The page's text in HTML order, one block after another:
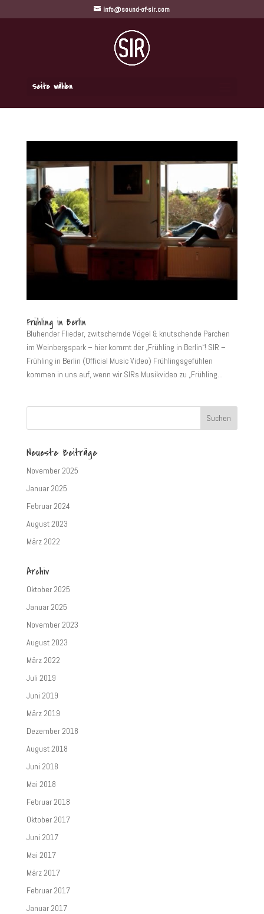
info@sound-of-sir.com
Seite wählen
Frühling in Berlin
Blühender Flieder, zwitschernde Vögel & knutschende Pärchen
im Weinbergspark – hier kommt der „Frühling in Berlin“! SIR –
Frühling in Berlin (Official Music Video) Frühlingsgefühlen
kommen in uns auf, wenn wir SIRs Musikvideo zu „Frühling...
Neueste Beiträge
November 2025
Januar 2025
Februar 2024
August 2023
März 2022
Archiv
Oktober 2025
Januar 2025
November 2023
August 2023
März 2022
Juli 2019
Juni 2019
März 2019
Dezember 2018
August 2018
Juni 2018
Mai 2018
Februar 2018
Oktober 2017
Juni 2017
Mai 2017
März 2017
Februar 2017
Januar 2017